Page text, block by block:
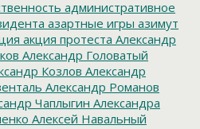
административное
азартные игры азимут
акция протеста Александр
Александр Головатый
Козлов Александр
Александр Романов
Чаплыгин Александра
Алексей Навальный